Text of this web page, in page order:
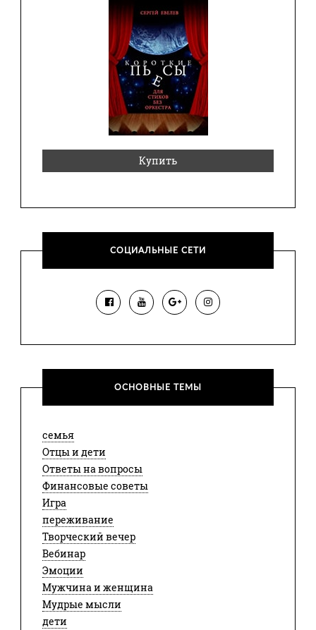
Купить
СОЦИАЛЬНЫЕ СЕТИ
ОСНОВНЫЕ ТЕМЫ
семья
Отцы и дети
Ответы на вопросы
Финансовые советы
Игра
переживание
Творческий вечер
Вебинар
Эмоции
Мужчина и женщина
Мудрые мысли
дети